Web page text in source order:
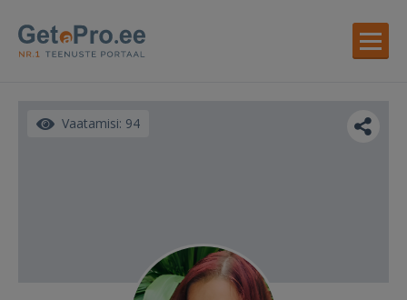
Vaatamisi: 94